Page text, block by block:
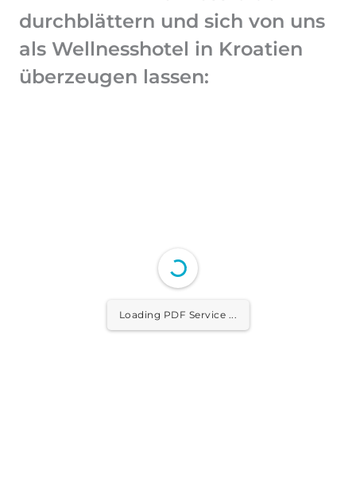
durchblättern und sich von uns
als Wellnesshotel in Kroatien
überzeugen lassen:
Loading PDF Service ...